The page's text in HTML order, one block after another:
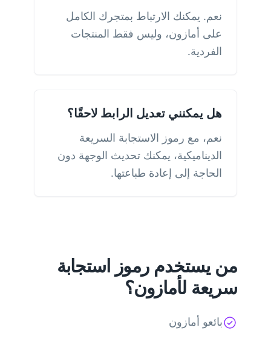
نعم. يمكنك الارتباط بمتجرك الكامل
على أمازون، وليس فقط المنتجات
الفردية.
هل يمكنني تعديل الرابط لاحقًا؟
نعم، مع رموز الاستجابة السريعة
الديناميكية، يمكنك تحديث الوجهة دون
الحاجة إلى إعادة طباعتها.
من يستخدم رموز استجابة
سريعة لأمازون؟
بائعو أمازون